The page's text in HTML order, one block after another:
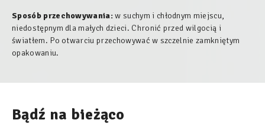
Sposób przechowywania:w suchym i chłodnym miejscu,
niedostępnym dla małych dzieci. Chronić przed wilgocią i
światłem. Po otwarciu przechowywać w szczelnie zamkniętym
opakowaniu.
Bądź na bieżąco